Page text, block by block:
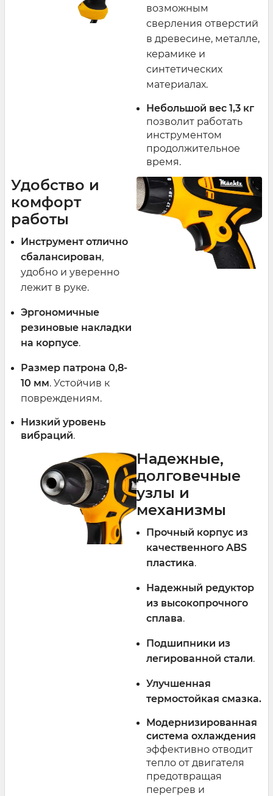
возможным
сверления отверстий
в древесине, металле,
керамике и
синтетических
материалах.
Небольшой вес 1,3 кг
позволит работать
инструментом
продолжительное
время.
Удобство и
комфорт
работы
Инструмент отлично
сбалансирован,
удобно и уверенно
лежит в руке.
Эргономичные
резиновые накладки
на корпусе.
Размер патрона 0,8-
10 мм. Устойчив к
повреждениям.
Низкий уровень
вибраций.
Надежные,
долговечные
узлы и
механизмы
Прочный корпус из
качественного ABS
пластика.
Надежный редуктор
из высокопрочного
сплава.
Подшипники из
легированной стали.
Улучшенная
термостойкая смазка.
Модернизированная
система охлаждения
эффективно отводит
тепло от двигателя
предотвращая
перегрев и